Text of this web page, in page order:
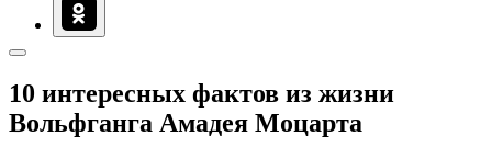
10 интересных фактов из жизни
Вольфганга Амадея Моцарта